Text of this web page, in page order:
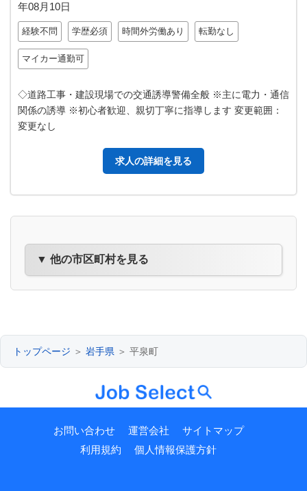
年08月10日
経験不問 学歴必須 時間外労働あり 転勤なし
マイカー通勤可
◇道路工事・建設現場での交通誘導警備全般 ※主に電力・通信
関係の誘導 ※初心者歓迎、親切丁寧に指導します 変更範囲：
変更なし
求人の詳細を見る
▼ 他の市区町村を見る
トップページ ＞ 岩手県 ＞ 平泉町
お問い合わせ 運営会社
サイトマップ
利用規約
個人情報保護方針